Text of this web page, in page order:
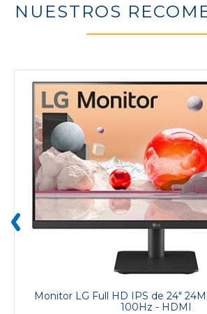
NUESTROS
Monitor LG Full HD IPS de 24"
100Hz - HDMI
‹